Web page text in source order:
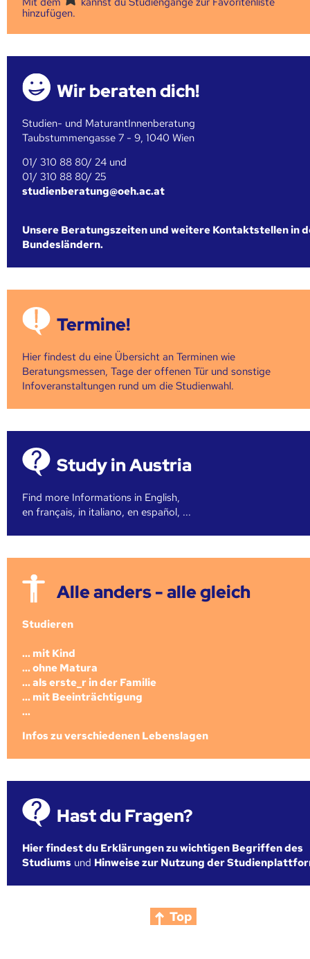
hinzufügen.
Wir beraten dich!
Studien- und MaturantInnenberatung
Taubstummengasse 7 - 9, 1040 Wien
01/ 310 88 80/ 24 und
01/ 310 88 80/ 25
studienberatung@oeh.ac.at
Unsere Beratungszeiten und weitere Kontaktstellen in
Bundesländern.
Termine!
Hier findest du eine Übersicht an Terminen wie
Beratungsmessen, Tage der offenen Tür und sonstige
Infoveranstaltungen rund um die Studienwahl.
Study in Austria
Find more Informations in English,
en français, in italiano, en español, ...
Alle anders - alle gleich
Studieren
... mit Kind
... ohne Matura
... als erste_r in der Familie
... mit Beeinträchtigung
...
Infos zu verschiedenen Lebenslagen
Hast du Fragen?
Hier findest du Erklärungen zu wichtigen Begriffen des
Studiums und Hinweise zur Nutzung der
Top